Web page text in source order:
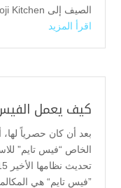
الصيف إلى Gboard’s Emoji Kitchen. كما...
اقرأ المزيد
كيف يعمل
بعد أن كان حصرياً لها،
الخاص “فيس تايم”
”فيس تايم“ هي